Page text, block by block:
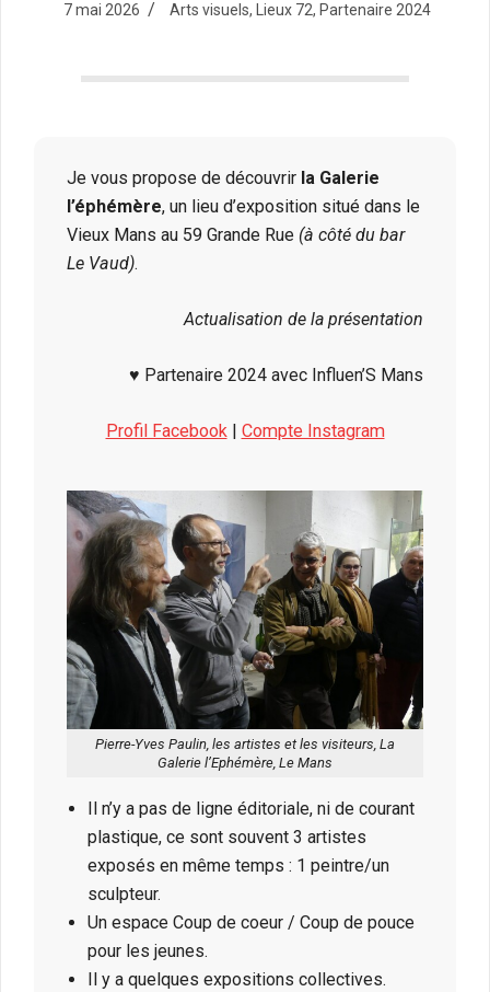
7 mai 2026 Arts visuels, Lieux 72, Partenaire 2024
Je vous propose de découvrir la Galerie
l’éphémère, un lieu d’exposition situé dans le
Vieux Mans au 59 Grande Rue (à côté du bar
Le Vaud).
Actualisation de la présentation
♥ Partenaire 2024 avec Influen’S Mans
Profil Facebook| Compte Instagram
Pierre-Yves Paulin, les artistes et les visiteurs, La
Galerie l’Ephémère, Le Mans
Il n’y a pas de ligne éditoriale, ni de courant
plastique, ce sont souvent 3 artistes
exposés en même temps : 1 peintre/un
sculpteur.
Un espace Coup de coeur / Coup de pouce
pour les jeunes.
Il y a quelques expositions collectives.